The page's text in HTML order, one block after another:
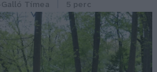
Tímea 5 perc